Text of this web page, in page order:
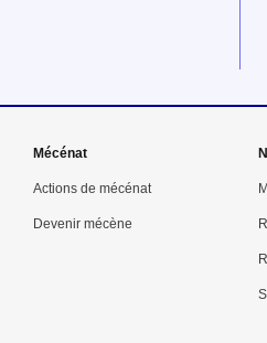
Mécénat
Actions de mécénat
Devenir mécène